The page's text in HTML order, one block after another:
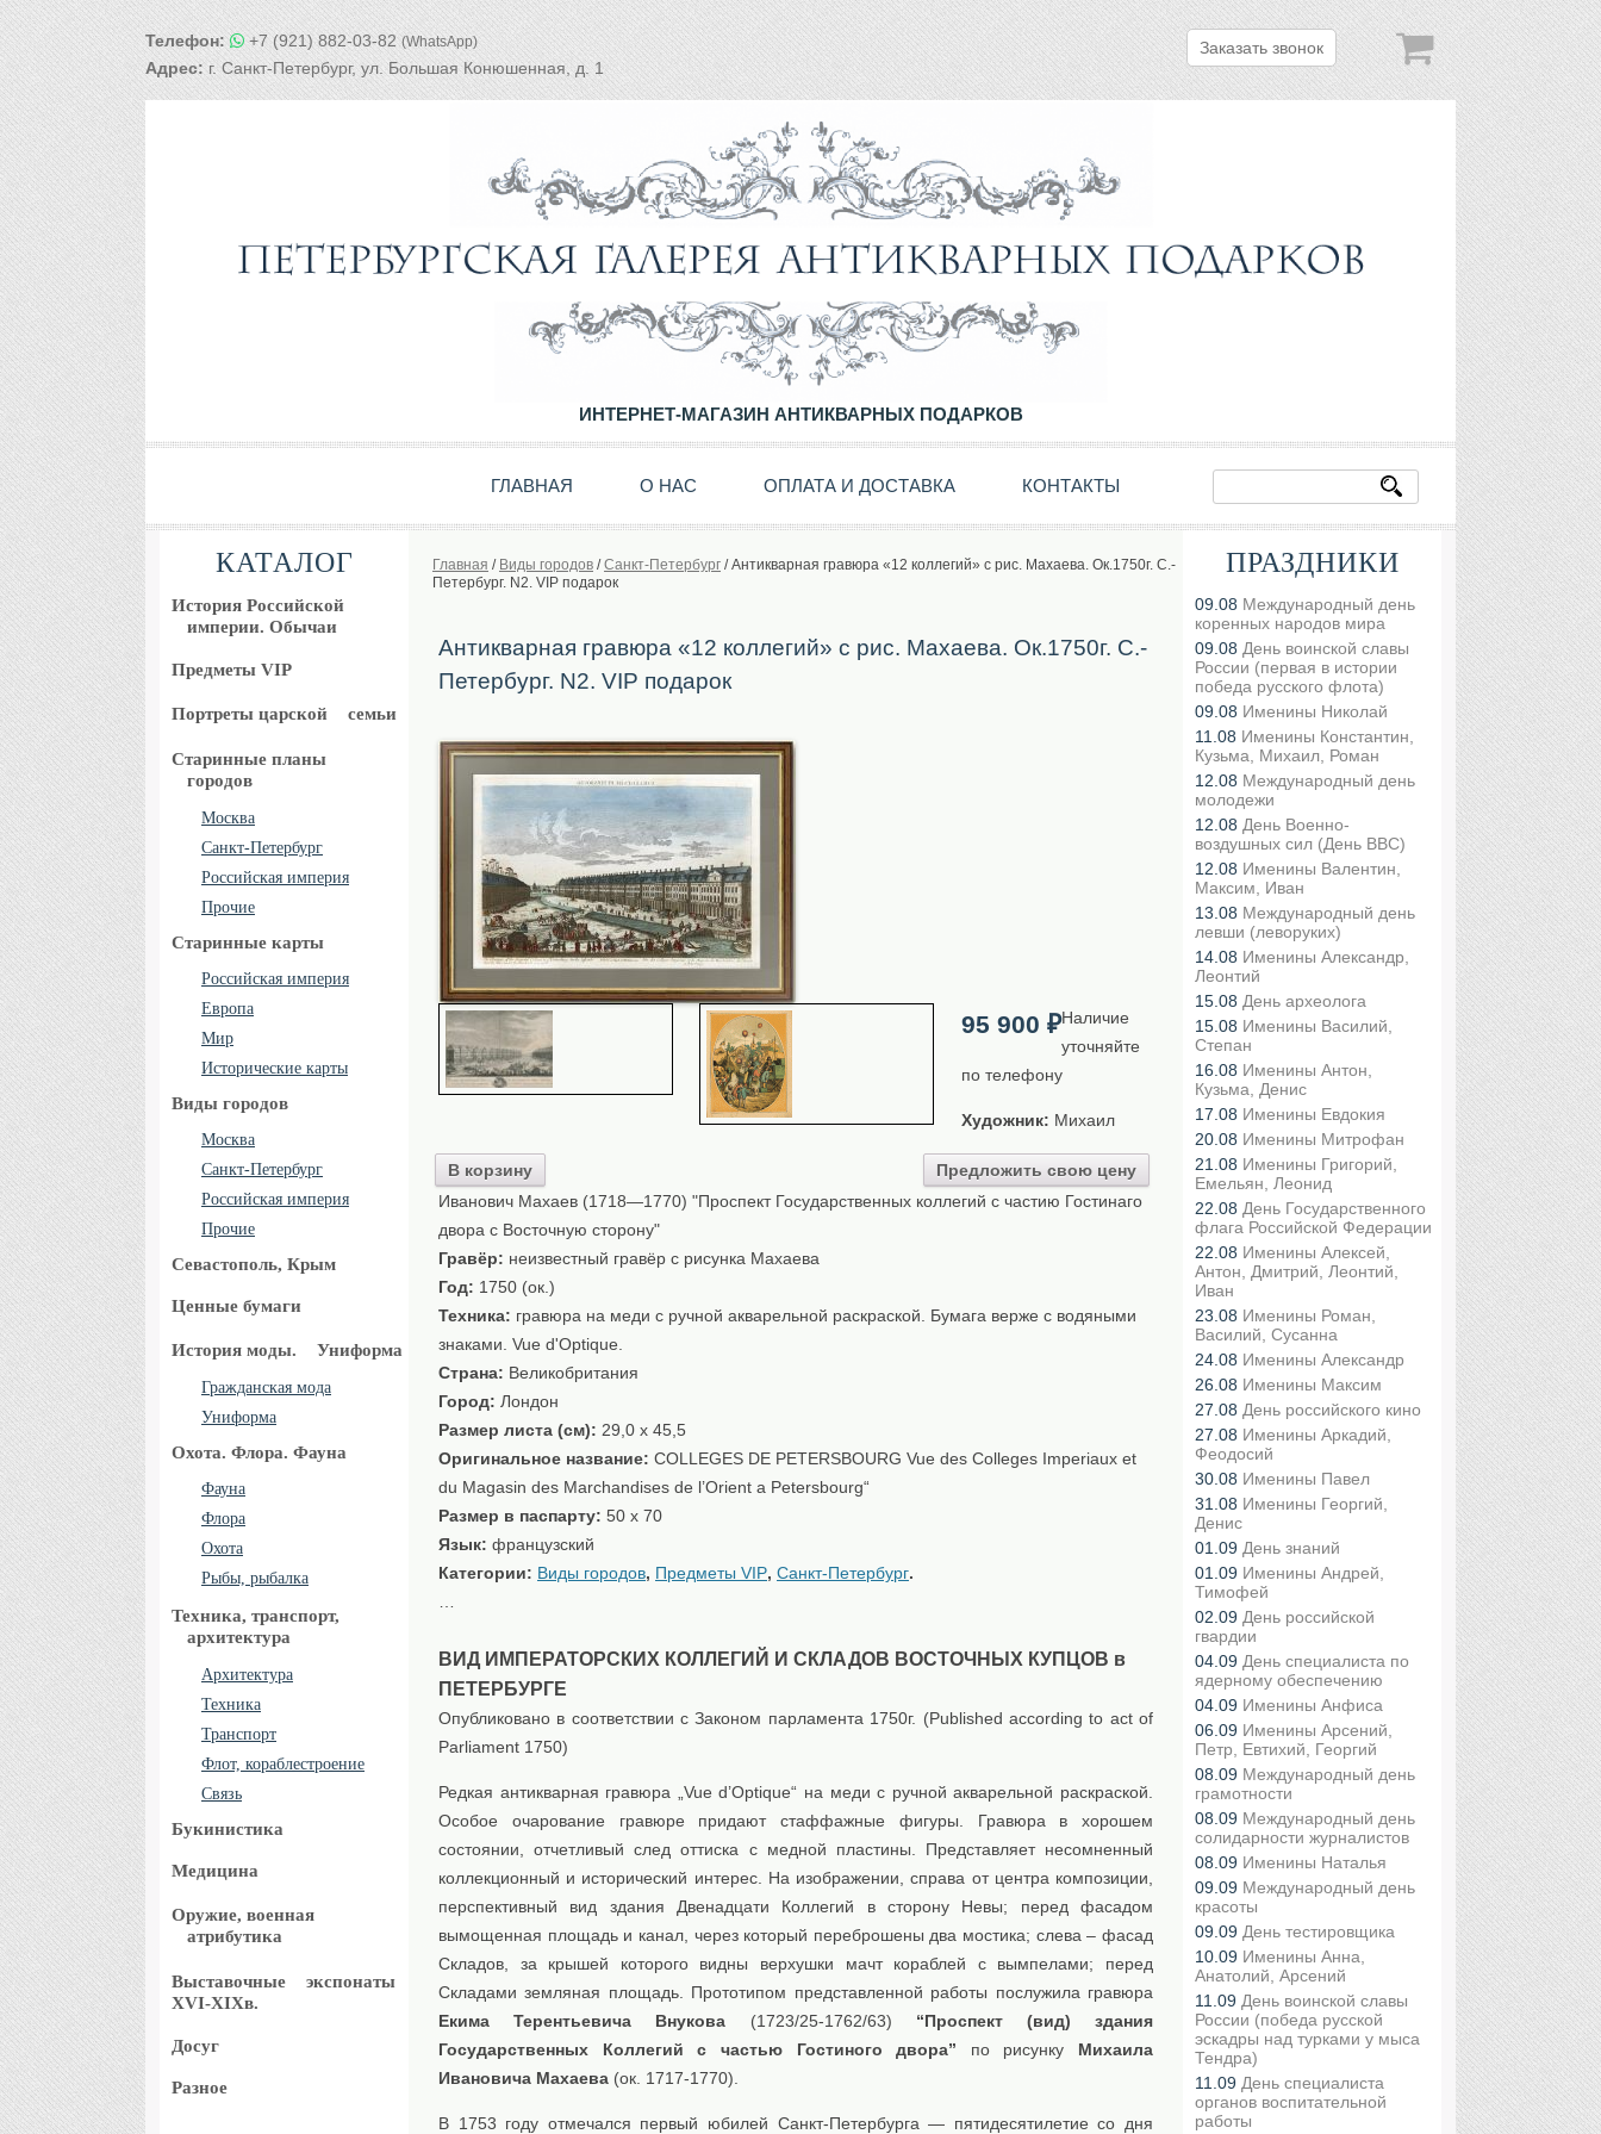
Телефон: +7 (921) 882-03-82(WhatsApp)
Адрес:г. Санкт-Петербург, ул. Большая Конюшенная, д. 1
Заказать звонок
ИНТЕРНЕТ-МАГАЗИН АНТИКВАРНЫХ ПОДАРКОВ
ГЛАВНАЯ О НАС ОПЛАТА И ДОСТАВКА КОНТАКТЫ
КАТАЛОГ
История Российской
империи. Обычаи
Предметы VIP
Портреты царской семьи
Старинные планы
городов
Москва
Санкт-Петербург
Российская империя
Прочие
Старинные карты
Российская империя
Европа
Мир
Исторические карты
Виды городов
Москва
Санкт-Петербург
Российская империя
Прочие
Севастополь, Крым
Ценные бумаги
История моды. Униформа
Гражданская мода
Униформа
Охота. Флора. Фауна
Фауна
Флора
Охота
Рыбы, рыбалка
Техника, транспорт,
архитектура
Архитектура
Техника
Транспорт
Флот, кораблестроение
Связь
Букинистика
Медицина
Оружие, военная
атрибутика
Выставочные
экспонаты
XVI-XIXв.
Досуг
Разное
Главная / Виды городов /Санкт-Петербург /Антикварная гравюра «12 коллегий» с рис. Махаева. Oк.1750г. С.-
Петербург. N2. VIP подарок
Антикварная гравюра «12 коллегий» с рис. Махаева. Oк.1750г. С.-
Петербург. N2. VIP подарок
95 900 ₽
В корзину Предложить свою цену
Наличие
уточняйте
по телефону
Художник: Михаил
Иванович Махаев (1718—1770) "Проспект Государственных коллегий с частию Гостинаго
двора с Восточную сторону"
Гравёр: неизвестный гравёр c рисунка Махаeва
Год: 1750 (ок.)
Техника: гравюра на меди с ручной акварельной раскраской. Бумага верже с водяными
знаками. Vue d'Optique.
Страна: Великобритания
Город: Лондон
Размер листа (см): 29,0 x 45,5
Оригинальное название: COLLEGES DE PETERSBOURG Vue des Colleges Imperiaux et
du Magasin des Marchandises de l’Orient a Petersbourg“
Размер в паспарту: 50 x 70
Язык: французский
Категории: Виды городов, Предметы VIP, Санкт-Петербург.
ВИД ИМПЕРАТОРСКИХ КОЛЛЕГИЙ И СКЛАДОВ ВОСТОЧНЫХ КУПЦОВ в
ПЕТЕРБУРГЕ
Oпубликованo в соответствии с Законом парламента 1750г. (Published according to act of
Parliament 1750)
Редкая антикварная гравюра „Vue d’Optique“ на меди с ручной акварельной раскраской.
Особое очарование гравюре придают стаффажные фигуры. Гравюрa в хорошем
состоянии, отчетливый след оттиска с медной пластины. Представляет несомненный
коллекционный и исторический интерес. На изображении, справа от центра композиции,
перспективный вид здания Двенадцати Коллегий в сторону Невы; перед фасадом
вымощенная площадь и канал, через который переброшены два мостика; слева – фасад
Складов, за крышей которого видны верхушки мачт кораблей с вымпелами; перед
Складами земляная площадь. Прототипом представленной работы послужила гравюра
Екима Терентьевича Внукова (1723/25-1762/63) “Проспект (вид) здания
Государственных Коллегий с частью Гостиного двора” по рисунку Михаила
Ивановича Махаева (ок. 1717-1770).
В 1753 году отмечался первый юбилей Санкт-Петербурга — пятидесятилетие со дня
ПРАЗДНИКИ
09.08 Международный день
коренных народов мира
09.08 День воинской славы
России (первая в истории
победа русского флота)
09.08 Именины Николай
11.08 Именины Константин,
Кузьма, Михаил, Роман
12.08 Международный день
молодежи
12.08 День Военно-
воздушных сил (День ВВС)
12.08 Именины Валентин,
Максим, Иван
13.08 Международный день
левши (леворуких)
14.08 Именины Александр,
Леонтий
15.08 День археолога
15.08 Именины Василий,
Степан
16.08 Именины Антон,
Кузьма, Денис
17.08 Именины Евдокия
20.08 Именины Митрофан
21.08 Именины Григорий,
Емельян, Леонид
22.08 День Государственного
флага Российской Федерации
22.08 Именины Алексей,
Антон, Дмитрий, Леонтий,
Иван
23.08 Именины Роман,
Василий, Сусанна
24.08 Именины Александр
26.08 Именины Максим
27.08 День российского кино
27.08 Именины Аркадий,
Феодосий
30.08 Именины Павел
31.08 Именины Георгий,
Денис
01.09 День знаний
01.09 Именины Андрей,
Тимофей
02.09 День российской
гвардии
04.09 День специалиста по
ядерному обеспечению
04.09 Именины Анфиса
06.09 Именины Арсений,
Петр, Евтихий, Георгий
08.09 Международный день
грамотности
08.09 Международный день
солидарности журналистов
08.09 Именины Наталья
09.09 Международный день
красоты
09.09 День тестировщика
10.09 Именины Анна,
Анатолий, Арсений
11.09 День воинской славы
России (победа русской
эскадры над турками у мыса
Тендра)
11.09 День специалиста
органов воспитательной
работы